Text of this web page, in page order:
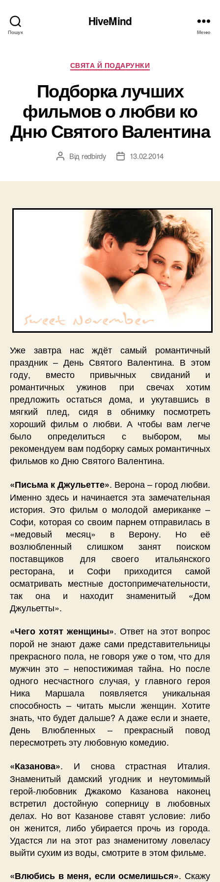
Пошук
HiveMind
Меню
Категорії
СВЯТА Й ПОДАРУНКИ
Подборка лучших
фильмов о любви ко
Дню Святого Валентина
Автор
Від redbirdy
Дата13.02.2014
Уже завтра нас ждёт самый романтичный
праздник – День Святого Валентина. В этом
году, вместо привычных свиданий и
романтичных ужинов при свечах хотим
предложить остаться дома, и укутавшись в
мягкий плед, сидя в обнимку посмотреть
хороший фильм о любви. А чтобы вам легче
было определиться с выбором, мы
рекомендуем вам подборку самых романтичных
фильмов ко Дню Святого Валентина.
«Письма к Джульетте». Верона – город любви.
Именно здесь и начинается эта замечательная
история. Это фильм о молодой американке –
Софи, которая со своим парнем отправилась в
«медовый месяц» в Верону. Но её
возлюбленный слишком занят поиском
поставщиков для своего итальянского
ресторана, и Софи приходится самой
осматривать местные достопримечательности,
так она и находит знаменитый «Дом
Джульетты».
«Чего хотят женщины». Ответ на этот вопрос
порой не знают даже сами представительницы
прекрасного пола, не говоря уже о том, что для
мужчин это – непостижимая тайна. Но после
одного несчастного случая, у главного героя
Ника Маршала появляется уникальная
способность – читать мысли женщин. Хотите
знать, что будет дальше? А даже если и знаете,
День Влюбленных – прекрасный повод
пересмотреть эту любовную комедию.
«Казанова». И снова страстная Италия.
Знаменитый дамский угодник и неутомимый
герой-любовник Джакомо Казанова наконец
встретил достойную соперницу в любовных
делах. Но вот Казанове ставят условие: либо
он женится, либо убирается прочь из города.
Удастся ли на этот раз знаменитому ловеласу
выйти сухим из воды, смотрите в этом фильме.
«Влюбись в меня, если осмелишься». Скажу